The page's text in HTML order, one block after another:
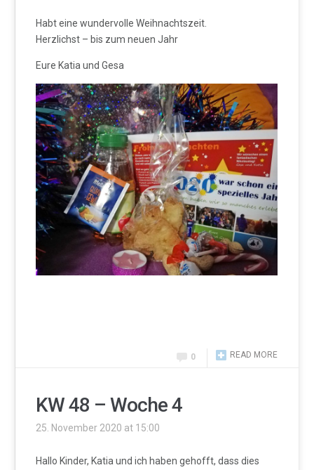
Habt eine wundervolle Weihnachtszeit.
Herzlichst – bis zum neuen Jahr
Eure Katia und Gesa
READ MORE
0
KW 48 – Woche 4
25. November 2020 at 15:00
Hallo Kinder, Katia und ich haben gehofft, dass dies